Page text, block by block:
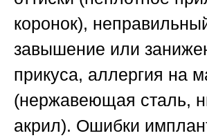
коронок),
завышение или
прикуса, аллергия на
(нержавеющая сталь,
акрил). Ошибки